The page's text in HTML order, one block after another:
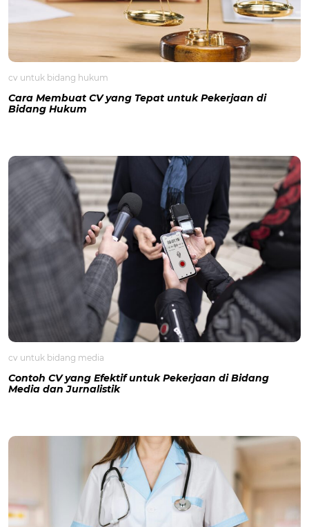
cv untuk bidang hukum
Cara Membuat CV yang Tepat untuk Pekerjaan di
Bidang Hukum
cv untuk bidang media
Contoh CV yang Efektif untuk Pekerjaan di Bidang
Media dan Jurnalistik